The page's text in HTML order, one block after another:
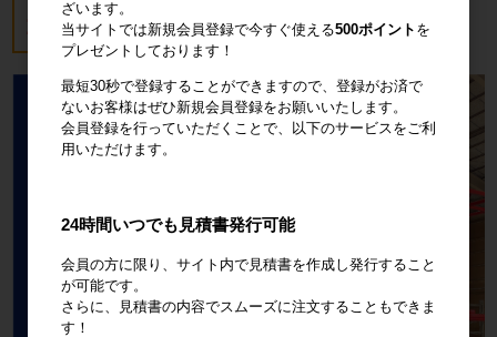
18,700円税込20,570円
ざいます。
当サイトでは新規会員登録で今すぐ使える500ポイント を
プレゼントしております！
最短30秒で登録することができますので、登録がお済で
ないお客様はぜひ新規会員登録をお願いいたします。
会員登録を行っていただくことで、以下のサービスをご利
用いただけます。
24時間いつでも見積書発行可能
会員の方に限り、サイト内で見積書を作成し発行すること
が可能です。
さらに、見積書の内容でスムーズに注文することもできま
す！